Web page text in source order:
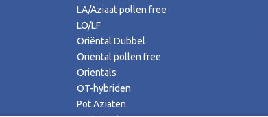
LA/Aziaat pollen free
LO/LF
Oriëntal Dubbel
Oriëntal pollen free
Orientals
OT-hybriden
Pot Aziaten